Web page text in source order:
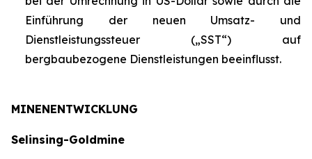
Einführung der neuen Umsatz- und
Dienstleistungssteuer („SST“) auf
bergbaubezogene Dienstleistungen beeinflusst.
MINENENTWICKLUNG
Selinsing-Goldmine